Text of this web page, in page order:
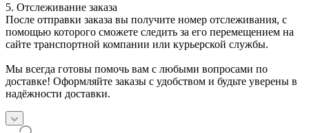
5. Отслеживание заказа
После отправки заказа вы получите номер отслеживания, с
помощью которого сможете следить за его перемещением на
сайте транспортной компании или курьерской службы.
Мы всегда готовы помочь вам с любыми вопросами по
доставке! Оформляйте заказы с удобством и будьте уверены в
надёжности доставки.